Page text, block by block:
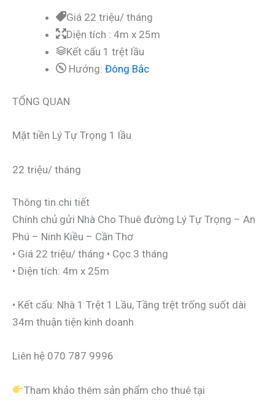
Giá 22 triệu/ tháng
Diện tích : 4m x 25m
Kết cấu 1 trệt lầu
Hướng: Đông Bắc
TỔNG QUAN
Mặt tiền Lý Tự Trọng 1 lầu
22 triệu/ tháng
Thông tin chi tiết
Chính chủ gửi Nhà Cho Thuê đường Lý Tự Trọng – An
Phú – Ninh Kiều – Cần Thơ
• Giá 22 triệu/ tháng • Cọc 3 tháng
• Diện tích: 4m x 25m
• Kết cấu: Nhà 1 Trệt 1 Lầu, Tầng trệt trống suốt dài
34m thuận tiện kinh doanh
Liên hệ 070 787 9996
Tham khảo thêm sản phẩm cho thuê tại